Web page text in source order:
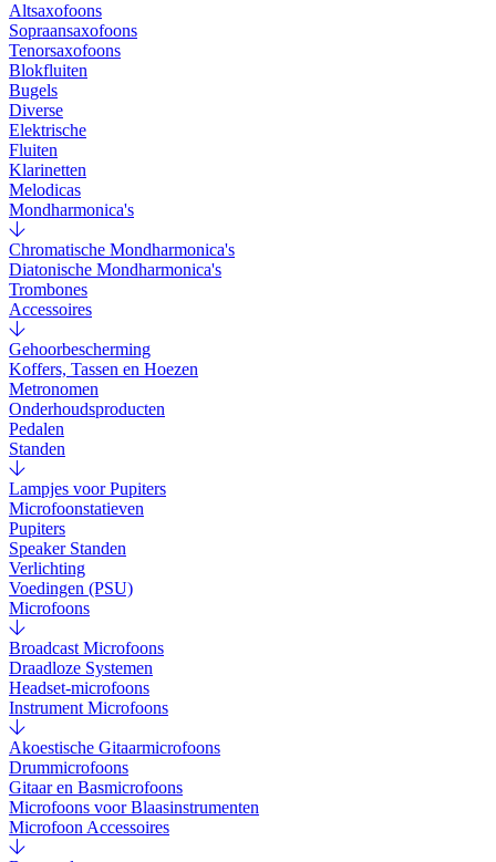
Altsaxofoons
Sopraansaxofoons
Tenorsaxofoons
Blokfluiten
Bugels
Diverse
Elektrische
Fluiten
Klarinetten
Melodicas
Mondharmonica's
Chromatische Mondharmonica's
Diatonische Mondharmonica's
Trombones
Accessoires
Gehoorbescherming
Koffers, Tassen en Hoezen
Metronomen
Onderhoudsproducten
Pedalen
Standen
Lampjes voor Pupiters
Microfoonstatieven
Pupiters
Speaker Standen
Verlichting
Voedingen (PSU)
Microfoons
Broadcast Microfoons
Draadloze Systemen
Headset-microfoons
Instrument Microfoons
Akoestische Gitaarmicrofoons
Drummicrofoons
Gitaar en Basmicrofoons
Microfoons voor Blaasinstrumenten
Microfoon Accessoires